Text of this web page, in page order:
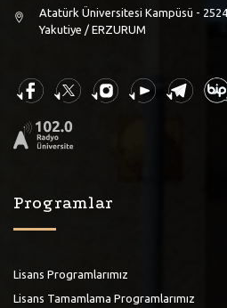
Atatürk Üniversitesi Kampüsü -
Yakutiye / ERZURUM
Programlar
Lisans Programlarımız
Lisans Tamamlama Programlarımız